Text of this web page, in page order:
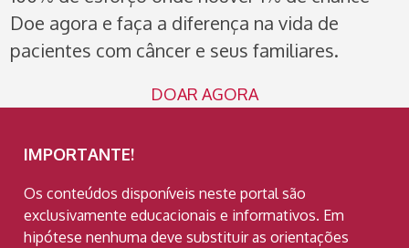
Doe agora e faça a diferença na vida de
pacientes com câncer e seus familiares.
DOAR AGORA
IMPORTANTE!
Os conteúdos disponíveis neste portal são
exclusivamente educacionais e informativos. Em
hipótese nenhuma deve substituir as orientações